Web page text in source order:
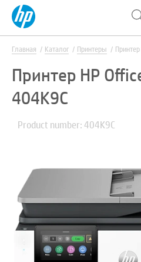
Главная Каталог Принтеры
Принтер HP
404K9C
Product number: 404K9C